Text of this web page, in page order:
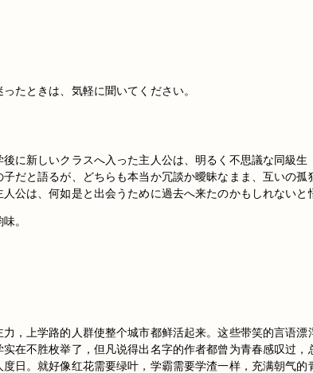
たときは、気軽に聞いてください。
に新しいクラスへ入った主人公は、明るく不思議な同級
だと語るが、どちらも本当か冗談か曖昧なまま、互いの
公は、何如是と出会うために過去へ来たのかもしれないと
。
，上学路的人群使整个城市都鲜活起来。这些带笑的言语
在不胜枚举了，但凡说得出名字的作者都曾为青春感叹过
日。就好像红花需要绿叶，学霸需要学渣一样，充满朝气